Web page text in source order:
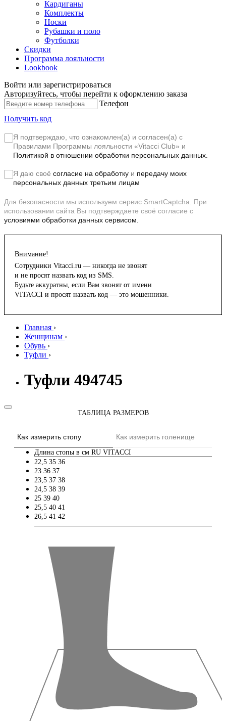
Кардиганы
Комплекты
Носки
Рубашки и поло
Футболки
Скидки
Программа лояльности
Lookbook
Войти или зарегистрироваться
Авторизуйтесь, чтобы перейти к оформлению заказа
Телефон
Получить код
Я подтверждаю, что ознакомлен(а) и согласен(а) с
Правилами Программы лояльности «Vitacci Club» и
Политикой в отношении обработки персональных данных.
Я даю своё согласие на обработку и передачу моих
персональных данных третьим лицам
Для безопасности мы используем сервис SmartCaptcha. При
использовании сайта Вы подтверждаете своё согласие с
условиями обработки данных сервисом.
Внимание!
Сотрудники Vitacci.ru — никогда не звонят
и не просят назвать код из SMS.
Будьте аккуратны, если Вам звонят от имени
VITACCI и просят назвать код — это мошенники.
Главная ›
Женщинам ›
Обувь ›
Туфли ›
Туфли 494745
ТАБЛИЦА РАЗМЕРОВ
Как измерить стопу Как измерить голенище
Длина стопы в см RU VITACCI
22,5 35 36
23 36 37
23,5 37 38
24,5 38 39
25 39 40
25,5 40 41
26,5 41 42